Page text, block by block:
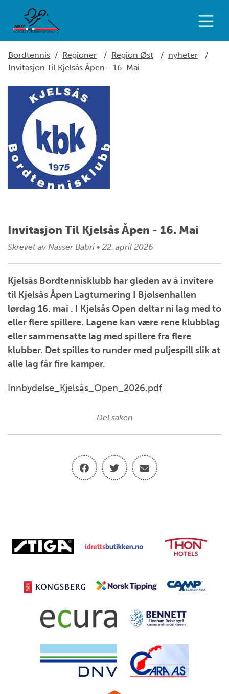
Bordtennis / Regioner / Region Øst / nyheter
/
Invitasjon Til Kjelsås Åpen - 16. Mai
Invitasjon Til Kjelsås Åpen - 16. Mai
Skrevet av Nasser Babri • 22. april 2026
Kjelsås Bordtennisklubb har gleden av å invitere
til Kjelsås Åpen Lagturnering I Bjølsenhallen
lørdag 16. mai . I Kjelsås Open deltar ni lag med to
eller flere spillere. Lagene kan være rene klubblag
eller sammensatte lag med spillere fra flere
klubber. Det spilles to runder med puljespill slik at
alle lag får fire kamper.
Innbydelse_Kjelsås_Open_2026.pdf
Del saken